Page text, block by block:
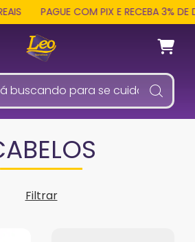
PAGUE COM PIX E RECEBA 3% DE
Filtrar